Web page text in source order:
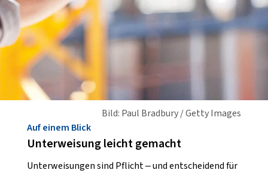
Bild: Paul Bradbury / Getty Images
Auf einem Blick
Unterweisung leicht gemacht
Unterweisungen sind Pflicht – und entscheidend für